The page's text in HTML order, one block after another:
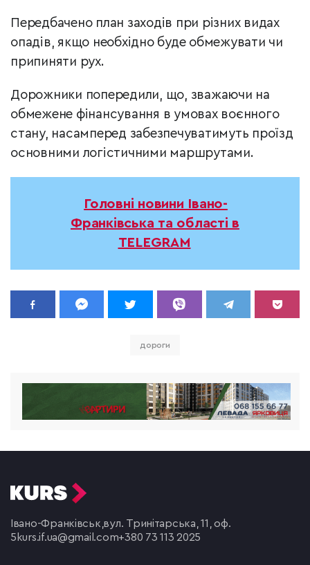
Передбачено план заходів при різних видах
опадів, якщо необхідно буде обмежувати чи
припиняти рух.
Дорожники попередили, що, зважаючи на
обмежене фінансування в умовах воєнного
стану, насамперед забезпечуватимуть проїзд
основними логістичними маршрутами.
Головні новини Івано-
Франківська та області в
TELEGRAM
дороги
Івано-Франківськ,вул. Тринітарська, 11, оф.
5 kurs.if.ua@gmail.com+380 73 113 2025